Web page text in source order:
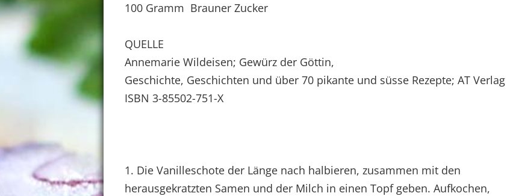
100 Gramm Brauner Zucker
QUELLE
Annemarie Wildeisen; Gewürz der Göttin,
Geschichte, Geschichten und über 70 pikante und süsse Rezepte; AT Verlag
ISBN 3-85502-751-X
1. Die Vanilleschote der Länge nach halbieren, zusammen mit den
herausgekratzten Samen und der Milch in einen Topf geben. Aufkochen,